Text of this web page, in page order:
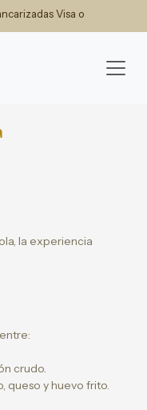
Visa o
la experiencia
crudo.
queso y huevo frito.